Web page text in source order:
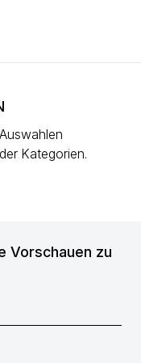
Kategorien.
Vorschauen zu